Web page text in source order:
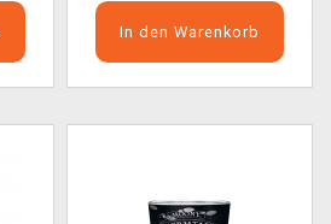
In den Warenkorb